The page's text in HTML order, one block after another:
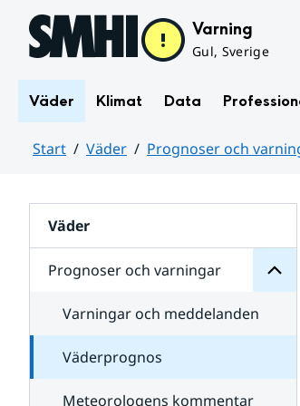
Hoppa till sidans innehåll Varning
Gul, Sverige
Väder Klimat Data
Start Väder Prognoser och
Väder
Prognoser och varningar
för
varningar
Varningar och meddelanden
Väderprognos
Meteorologens kommentar